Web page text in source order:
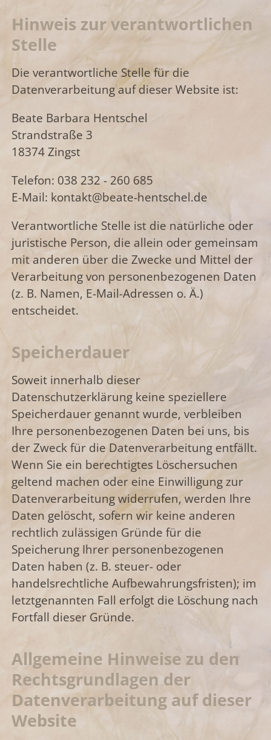
Hinweis zur verantwortlichen
Stelle
Die verantwortliche Stelle für die
Datenverarbeitung auf dieser Website ist:
Beate Barbara Hentschel
Strandstraße 3
18374 Zingst
Telefon: 038 232 - 260 685
E-Mail: kontakt@beate-hentschel.de
Verantwortliche Stelle ist die natürliche oder
juristische Person, die allein oder gemeinsam
mit anderen über die Zwecke und Mittel der
Verarbeitung von personenbezogenen Daten
(z. B. Namen, E-Mail-Adressen o. Ä.)
entscheidet.
Speicherdauer
Soweit innerhalb dieser
Datenschutzerklärung keine speziellere
Speicherdauer genannt wurde, verbleiben
Ihre personenbezogenen Daten bei uns, bis
der Zweck für die Datenverarbeitung entfällt.
Wenn Sie ein berechtigtes Löschersuchen
geltend machen oder eine Einwilligung zur
Datenverarbeitung widerrufen, werden Ihre
Daten gelöscht, sofern wir keine anderen
rechtlich zulässigen Gründe für die
Speicherung Ihrer personenbezogenen
Daten haben (z. B. steuer- oder
handelsrechtliche Aufbewahrungsfristen); im
letztgenannten Fall erfolgt die Löschung nach
Fortfall dieser Gründe.
Allgemeine Hinweise zu den
Rechtsgrundlagen der
Datenverarbeitung auf dieser
Website